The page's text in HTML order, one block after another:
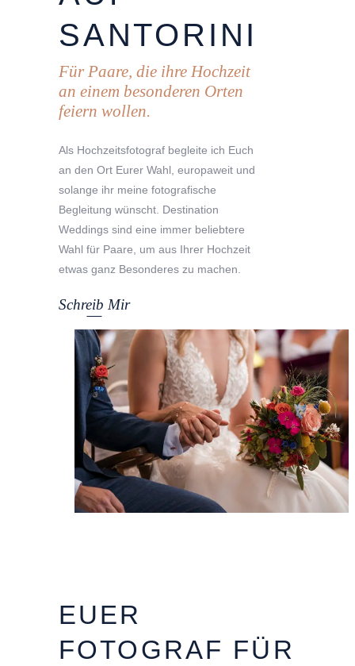
SANTORINI
Für Paare, die ihre Hochzeit
an einem besonderen Orten
feiern wollen.
Als Hochzeitsfotograf begleite ich Euch
an den Ort Eurer Wahl, europaweit und
solange ihr meine fotografische
Begleitung wünscht. Destination
Weddings sind eine immer beliebtere
Wahl für Paare, um aus Ihrer Hochzeit
etwas ganz Besonderes zu machen.
Schreib Mir
EUER
FOTOGRAF FÜR